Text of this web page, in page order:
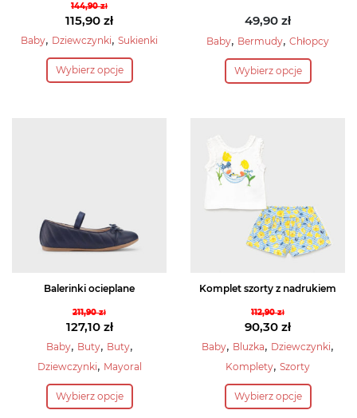
144,90zł
Pierwotna
cena
wynosiła:
144,90 zł.
115,90 zł
Aktualna
cena
wynosi:
Baby, Dziewczynki, Sukienki
Wybierz opcje
Ten
produkt
stronie
49,90 zł
Baby, Bermudy, Chłopcy
Wybierz opcje
Ten
produkt
na
stronie
produktu
Balerinki ocieplane
211,90zł
Pierwotna
cena
wynosiła:
127,10 zł
Aktualna
cena
127,10 zł.
Baby, Buty, Buty,
Dziewczynki, Mayoral
Wybierz opcje
Ten
produkt
Komplet szorty z nadrukiem
112,90zł
Pierwotna
cena
wynosiła:
90,30 zł
Aktualna
cena
90,30 zł.
Baby, Bluzka, Dziewczynki,
Komplety, Szorty
Wybierz opcje
Ten
produkt